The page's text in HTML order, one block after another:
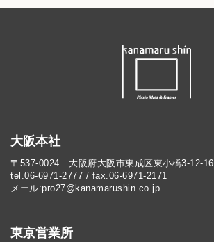
大阪本社
〒537-0024 大阪府大阪市東成区東小橋3-12-16
tel.06-6971-2777 / fax.06-6971-2171
メール:pro27@kanamarushin.co.jp​
東京営業所